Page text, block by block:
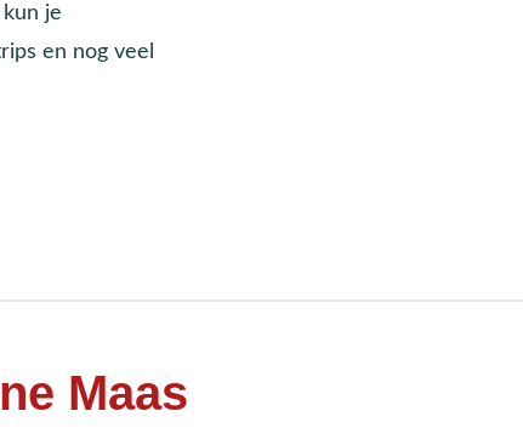
je
en nog veel
Maas